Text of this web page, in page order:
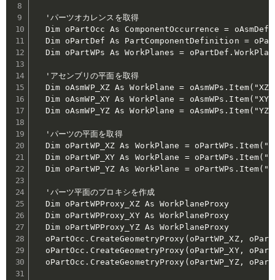
  'パーツオカレンスを取得
Dim oPartOcc As ComponentOccurrence =
Dim oPartDef As PartComponentDefinition =
Dim oPartWPs As WorkPlanes =
  'アセンブリの平面を取得
Dim oAsmWP_XZ As WorkPlane = oAsmWPs.Item("XZ
Dim oAsmWP_XY As WorkPlane = oAsmWPs.Item("XY
Dim oAsmWP_YZ As WorkPlane = oAsmWPs.Item("YZ
  'パーツの平面を取得
Dim oPartWP_XZ As WorkPlane =
Dim oPartWP_XY As WorkPlane =
Dim oPartWP_YZ As WorkPlane =
  'パーツ平面のプロキシを作成
  Dim oPartWPProxy_XZ As WorkPlaneProxy
  Dim oPartWPProxy_XY As WorkPlaneProxy
  Dim oPartWPProxy_YZ As WorkPlaneProxy
oPartOcc.CreateGeometryProxy(oPartWP_XZ,
oPartOcc.CreateGeometryProxy(oPartWP_XY,
oPartOcc.CreateGeometryProxy(oPartWP_YZ,